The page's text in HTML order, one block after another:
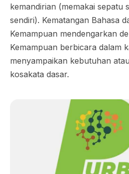
kemandirian (memakai sepatu
sendiri). Kematangan Bahasa
Kemampuan mendengarkan
Kemampuan berbicara dalam
menyampaikan kebutuhan
kosakata dasar.